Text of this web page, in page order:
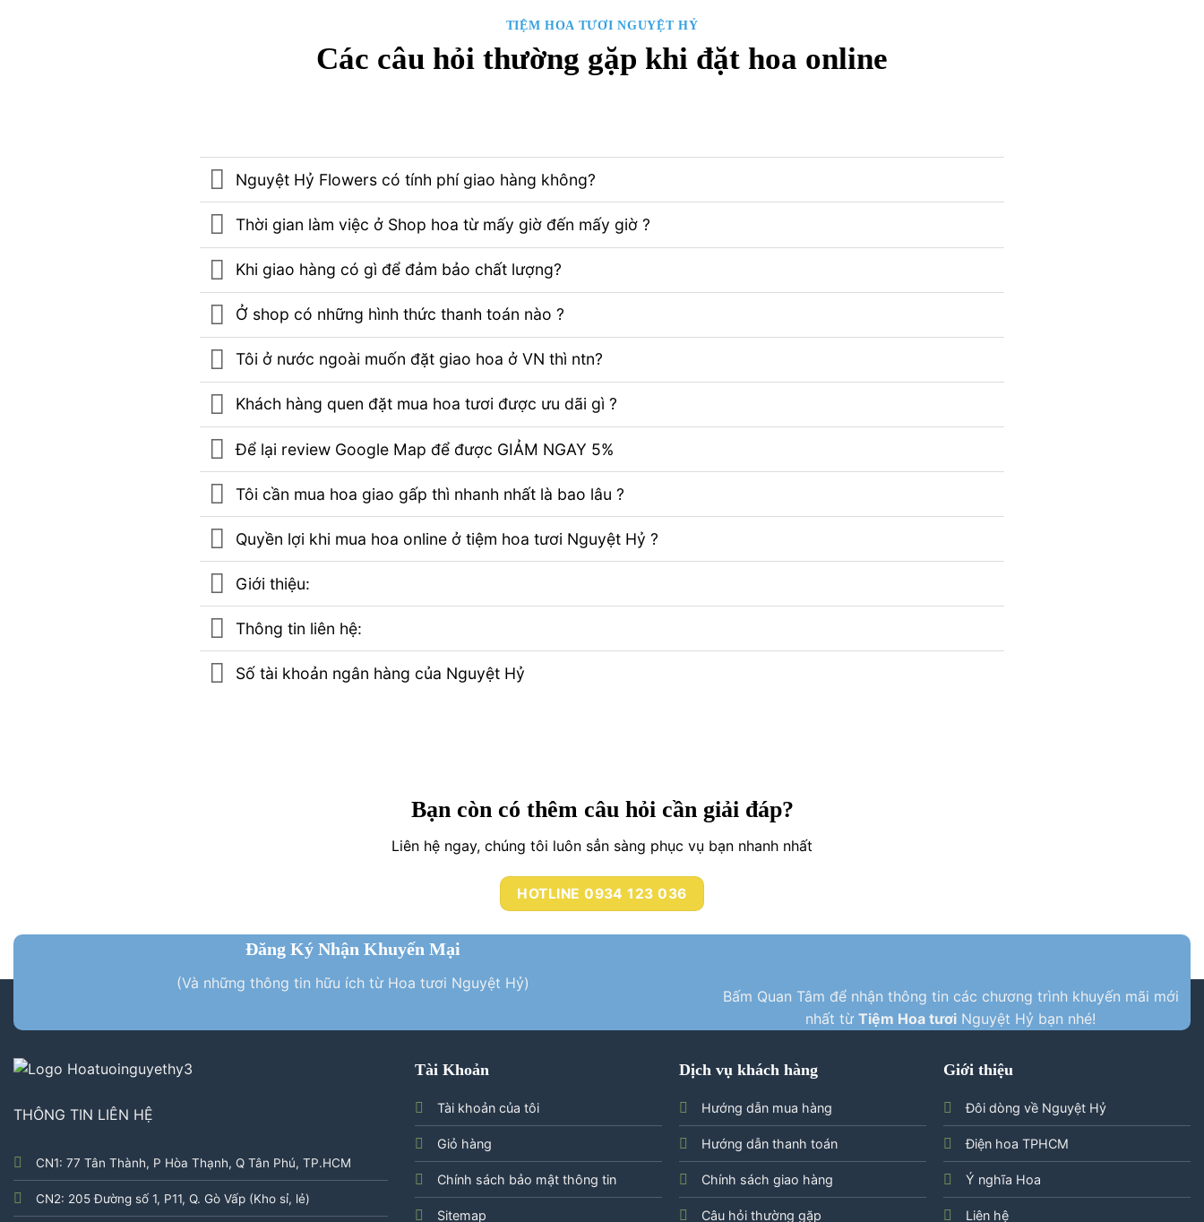
TIỆM HOA TƯƠI NGUYỆT HỶ
Các câu hỏi thường gặp khi đặt hoa online
Nguyệt Hỷ Flowers có tính phí giao hàng không?
Thời gian làm việc ở Shop hoa từ mấy giờ đến mấy giờ ?
Khi giao hàng có gì để đảm bảo chất lượng?
Ở shop có những hình thức thanh toán nào ?
Tôi ở nước ngoài muốn đặt giao hoa ở VN thì ntn?
Khách hàng quen đặt mua hoa tươi được ưu dãi gì ?
Để lại review Google Map để được GIẢM NGAY 5%
Tôi cần mua hoa giao gấp thì nhanh nhất là bao lâu ?
Quyền lợi khi mua hoa online ở tiệm hoa tươi Nguyệt Hỷ ?
Giới thiệu:
Thông tin liên hệ:
Số tài khoản ngân hàng của Nguyệt Hỷ
Bạn còn có thêm câu hỏi cần giải đáp?
Liên hệ ngay, chúng tôi luôn sẳn sàng phục vụ bạn nhanh nhất
HOTLINE 0934 123 036
Đăng Ký Nhận Khuyến Mại
(Và những thông tin hữu ích từ Hoa tươi Nguyệt Hỷ)
Bấm Quan Tâm để nhận thông tin các chương trình khuyến mãi mới
nhất từTiệm Hoa tươi Nguyệt Hỷ bạn nhé!
THÔNG TIN LIÊN HỆ
CN1: 77 Tân Thành, P Hòa Thạnh, Q Tân Phú, TP.HCM
CN2: 205 Đường số 1, P11, Q. Gò Vấp (Kho sỉ, lẻ)
Tài Khoản
Tài khoản của tôi
Giỏ hàng
Chính sách bảo mật thông tin
Sitemap
Dịch vụ khách hàng
Hướng dẫn mua hàng
Hướng dẫn thanh toán
Chính sách giao hàng
Câu hỏi thường gặp
Giới thiệu
Đôi dòng về Nguyệt Hỷ
Điện hoa TPHCM
Ý nghĩa Hoa
Liên hệ